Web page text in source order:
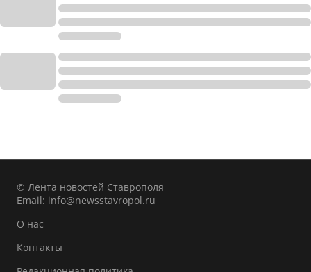
© Лента новостей Ставрополя
Email: info@newsstavropol.ru
О нас
Контакты